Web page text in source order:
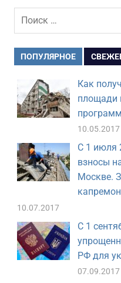
Поиск
ПОПУЛЯРНОЕ
Как
площади
10.05.2017
С 1 июля
взносы
Москве.
10.07.2017
С 1
РФ для
07.09.2017